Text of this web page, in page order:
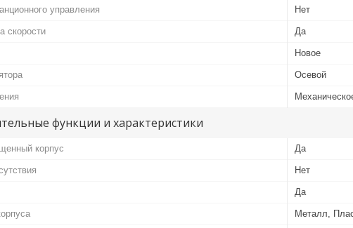
управления Нет
скорости Да
Новое
Осевой
функции и характеристики
корпус Да
Нет
Да
Металл,